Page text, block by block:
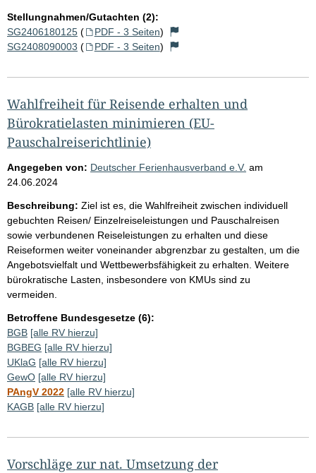
Stellungnahmen/Gutachten (2):
SG2406180125 ( PDF - 3 Seiten)
SG2408090003 ( PDF - 3 Seiten)
Wahlfreiheit für Reisende erhalten und
Bürokratielasten minimieren (EU-
Pauschalreiserichtlinie)
Angegeben von: Deutscher Ferienhausverband e.V. am
24.06.2024
Beschreibung: Ziel ist es, die Wahlfreiheit zwischen individuell
gebuchten Reisen/ Einzelreiseleistungen und Pauschalreisen
sowie verbundenen Reiseleistungen zu erhalten und diese
Reiseformen weiter voneinander abgrenzbar zu gestalten, um die
Angebotsvielfalt und Wettbewerbsfähigkeit zu erhalten. Weitere
bürokratische Lasten, insbesondere von KMUs sind zu
vermeiden.
Betroffene Bundesgesetze (6):
BGB [alle RV hierzu]
BGBEG [alle RV hierzu]
UKlaG [alle RV hierzu]
GewO [alle RV hierzu]
PAngV 2022 [alle RV hierzu]
KAGB [alle RV hierzu]
Vorschläge zur nat. Umsetzung der